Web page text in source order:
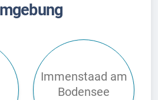
Immenstaad am
Bodensee